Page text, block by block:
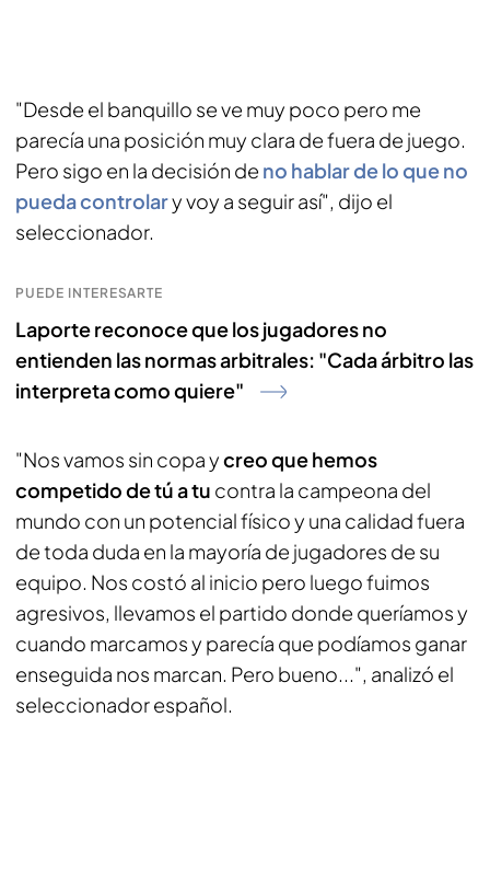
"Desde el banquillo se ve muy poco pero me
parecía una posición muy clara de fuera de juego.
Pero sigo en la decisión de no hablar de lo que no
pueda controlary voy a seguir así", dijo el
seleccionador.
PUEDE INTERESARTE
Laporte reconoce que los jugadores no
entienden las normas arbitrales: "Cada árbitro las
interpreta como quiere"
"Nos vamos sin copa ycreo que hemos
competido de tú a tu contra la campeona del
mundo con un potencial físico y una calidad fuera
de toda duda en la mayoría de jugadores de su
equipo. Nos costó al inicio pero luego fuimos
agresivos, llevamos el partido donde queríamos y
cuando marcamos y parecía que podíamos ganar
enseguida nos marcan. Pero bueno...", analizó el
seleccionador español.